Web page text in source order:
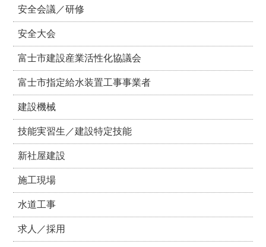
安全会議／研修
安全大会
富士市建設産業活性化協議会
富士市指定給水装置工事事業者
建設機械
技能実習生／建設特定技能
新社屋建設
施工現場
水道工事
求人／採用